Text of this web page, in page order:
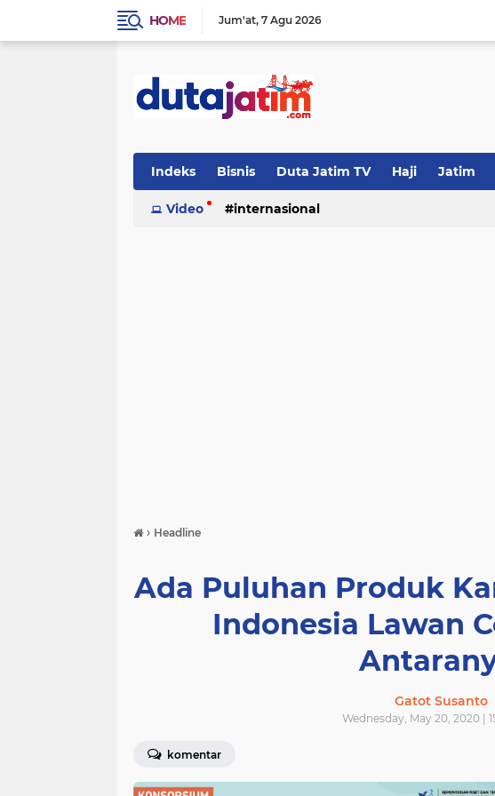
HOME Jum'at 7 Agu 2026
Indeks Bisnis Duta Jatim TV Haji Jatim
Video internasional
› Headline
Ada Puluhan Produk
Indonesia Lawan
Gatot Susanto
Wednesday, May 20, 2020 |
komentar